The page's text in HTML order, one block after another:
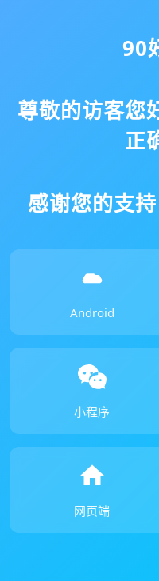
90
尊敬的访客您
正
感谢您的支
Android
小程序
网页端